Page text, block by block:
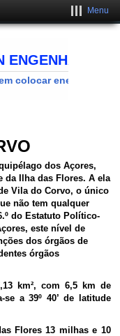
Menu
dos Açores,
da Ilha das Flores. A ela
Vila do Corvo, o único
não tem qualquer
do Estatuto Político-
este nível de
dos órgãos de
órgãos
km², com 6,5 km de
a 39º 40’ de latitude
Flores 13 milhas e 10